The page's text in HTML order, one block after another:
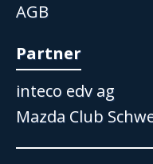
AGB
Partner
inteco edv ag
Mazda Club